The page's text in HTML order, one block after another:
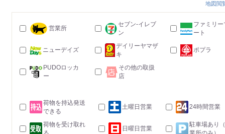
地図閲
営業所
セブン-イレブ
ン
ファミリー
ート
ニューデイズ
デイリーヤマザ
キ
ポプラ
PUDOロッカ
ー
その他の取扱
店
荷物を持込発送
できる
土曜日営業 24時間営業
荷物を受け取れ
日曜日営業
駐車場あり